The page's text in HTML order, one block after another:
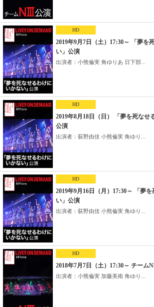
HD
2019年9月7日（土）17:30～ 「夢を
い」公演
出演者：小熊倫実 角ゆりあ 日下部...
HD
2019年8月18日（日） 「夢を死なせ
公演
出演者：荻野由佳 小熊倫実 角ゆり...
HD
2019年9月16日（月）17:30～ 「夢
い」公演
出演者：荻野由佳 小熊倫実 角ゆり...
HD
2018年7月7日（土）17:30～ チー
出演者：小熊倫実 加藤美南 角ゆり...